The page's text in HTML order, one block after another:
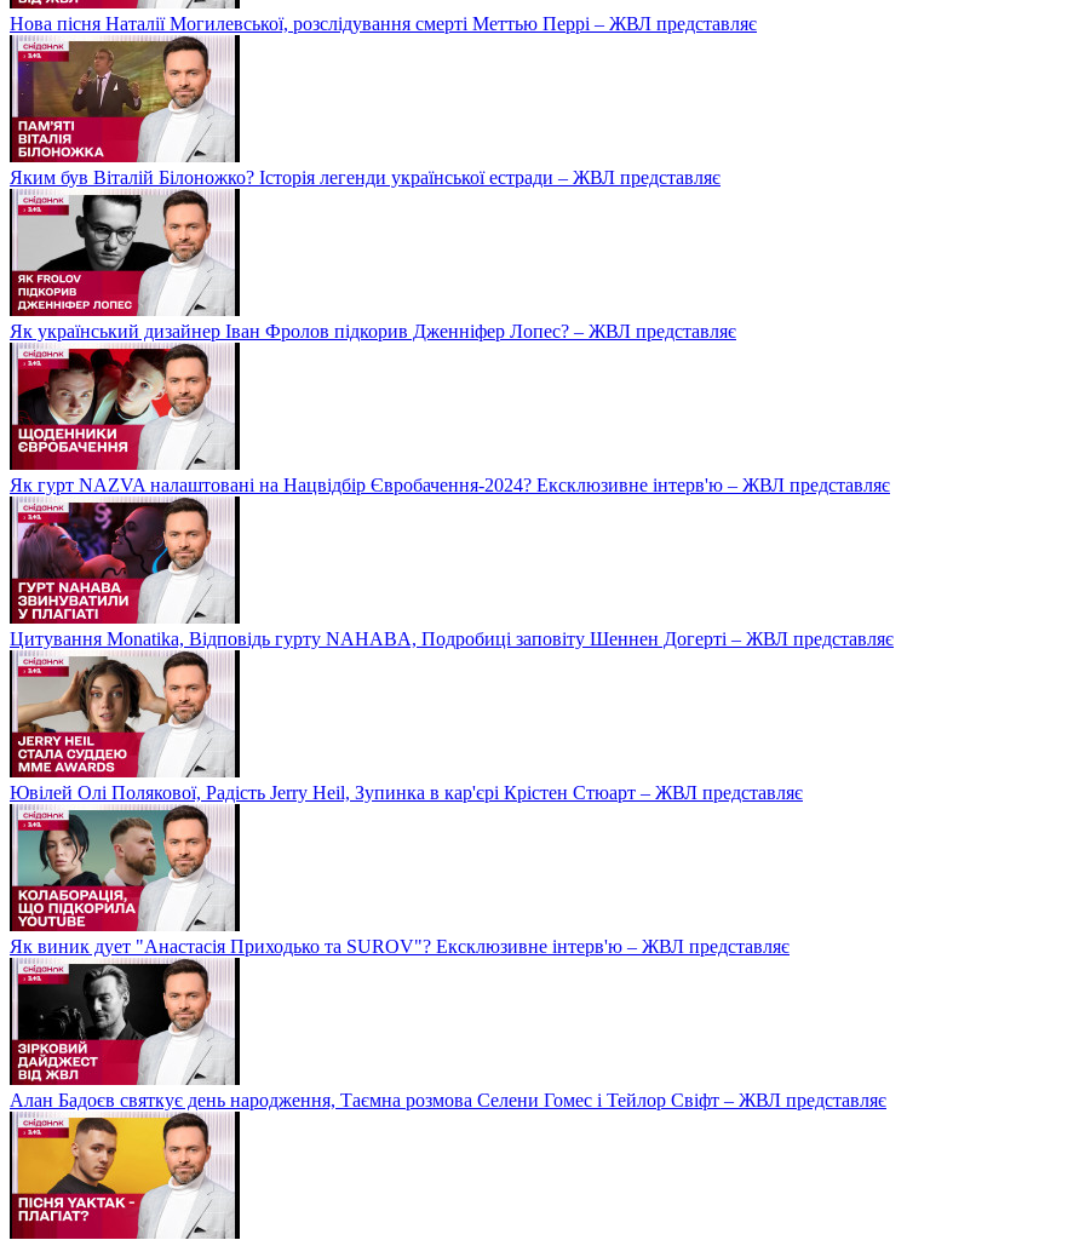
Нова пісня Наталії Могилевської, розслідування смерті Меттью Перрі – ЖВЛ представляє
Яким був Віталій Білоножко? Історія легенди української естради – ЖВЛ представляє
Як український дизайнер Іван Фролов підкорив Дженніфер Лопес? – ЖВЛ представляє
Як гурт NAZVA налаштовані на Нацвідбір Євробачення-2024? Ексклюзивне інтерв'ю – ЖВЛ представляє
Цитування Monatikа, Відповідь гурту NAHABA, Подробиці заповіту Шеннен Догерті – ЖВЛ представляє
Ювілей Олі Полякової, Радість Jerry Heil, Зупинка в кар'єрі Крістен Стюарт – ЖВЛ представляє
Як виник дует "Анастасія Приходько та SUROV"? Ексклюзивне інтерв'ю – ЖВЛ представляє
Алан Бадоєв святкує день народження, Таємна розмова Селени Гомес і Тейлор Свіфт – ЖВЛ представляє